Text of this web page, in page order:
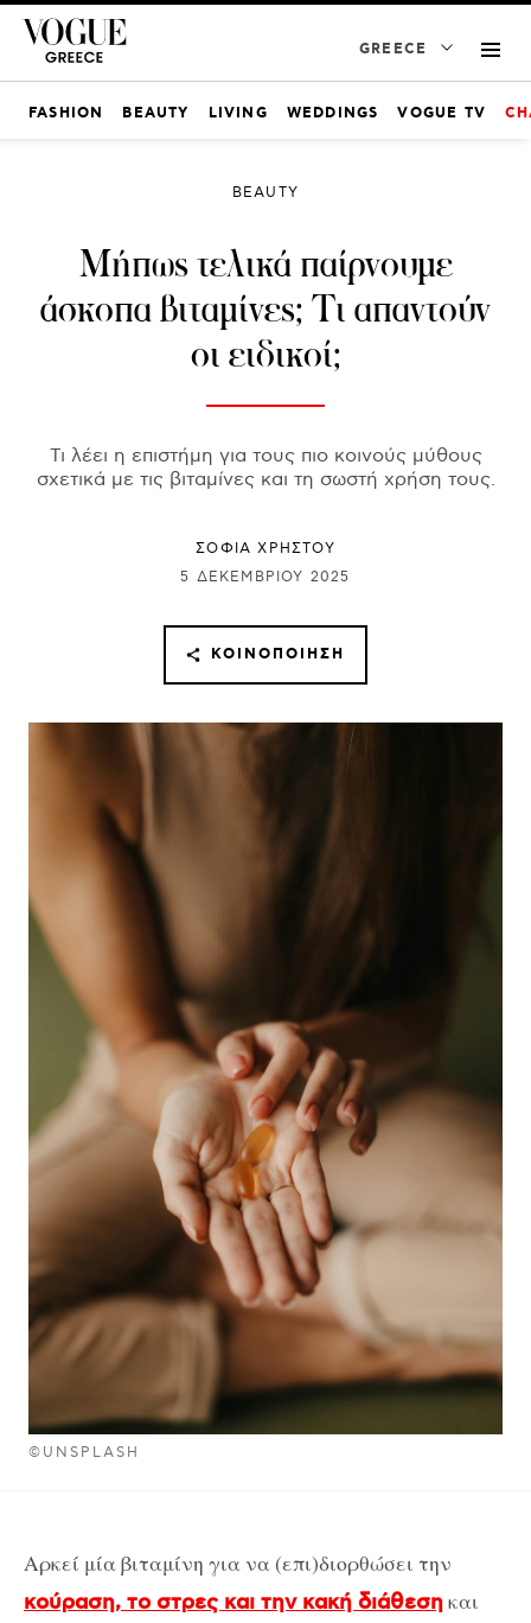
GREECE
FASHION BEAUTY LIVING WEDDINGS VOGUE TV
©UNSPLASH
BEAUTY
Μήπως τελικά παίρνουμε
άσκοπα βιταμίνες; Τι απαντούν
οι ειδικοί;
Τι λέει η επιστήμη για τους πιο κοινούς μύθους
σχετικά με τις βιταμίνες και τη σωστή χρήση τους.
ΣΟΦΙΑ ΧΡΗΣΤΟΥ
5 ΔΕΚΕΜΒΡΊΟΥ 2025
ΚΟΙΝΟΠΟΊΗΣΗ
Αρκεί μία βιταμίνη για να (επι)διορθώσει την
κούραση, το στρες και την κακή διάθεσηκαι